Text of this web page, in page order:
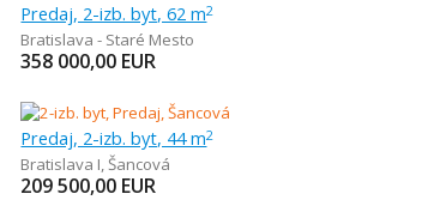
Predaj, 2-izb. byt, 62 m2
Bratislava - Staré Mesto
358 000,00 EUR
Predaj, 2-izb. byt, 44 m2
Bratislava I,Šancová
209 500,00 EUR